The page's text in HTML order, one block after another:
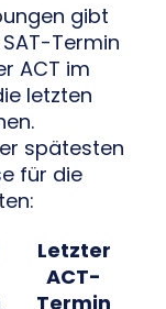
gibt
Termin
ACT im
letzten
spätesten
für die
Letzter
ACT-
Termin